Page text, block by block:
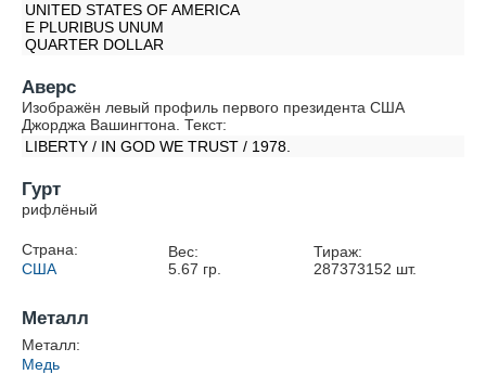
UNITED STATES OF AMERICA
E PLURIBUS UNUM
QUARTER DOLLAR
Аверс
Изображён левый профиль первого президента США
Джорджа Вашингтона. Текст:
LIBERTY / IN GOD WE TRUST / 1978.
Гурт
рифлёный
Страна:
США
Вес:
5.67 гр.
Тираж:
287373152 шт.
Металл
Металл:
Медь